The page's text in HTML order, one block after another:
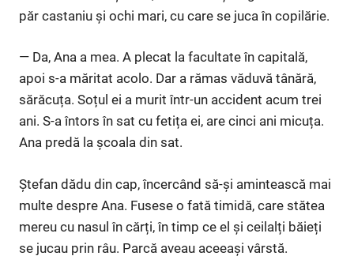
păr castaniu și ochi mari, cu care se juca în copilărie.
— Da, Ana a mea. A plecat la facultate în capitală,
apoi s-a măritat acolo. Dar a rămas văduvă tânără,
sărăcuța. Soțul ei a murit într-un accident acum trei
ani. S-a întors în sat cu fetița ei, are cinci ani micuța.
Ana predă la școala din sat.
Ștefan dădu din cap, încercând să-și amintească mai
multe despre Ana. Fusese o fată timidă, care stătea
mereu cu nasul în cărți, în timp ce el și ceilalți băieți
se jucau prin râu. Parcă aveau aceeași vârstă.